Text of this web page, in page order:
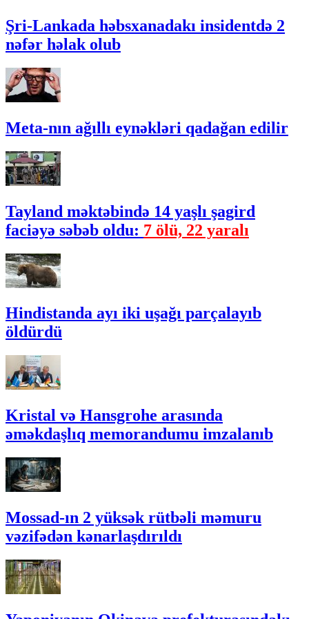
Şri-Lankada həbsxanadakı insidentdə 2
nəfər həlak olub
Meta-nın ağıllı eynəkləri qadağan edilir
Tayland məktəbində 14 yaşlı şagird
faciəyə səbəb oldu: 7 ölü, 22 yaralı
Hindistanda ayı iki uşağı parçalayıb
öldürdü
Kristal və Hansgrohe arasında
əməkdaşlıq memorandumu imzalanıb
Mossad-ın 2 yüksək rütbəli məmuru
vəzifədən kənarlaşdırıldı